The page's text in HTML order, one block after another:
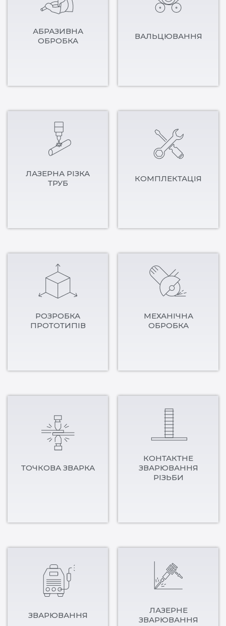
АБРАЗИВНА
ОБРОБКА
ВАЛЬЦЮВАННЯ
ЛАЗЕРНА РІЗКА
ТРУБ
КОМПЛЕКТАЦІЯ
РОЗРОБКА
ПРОТОТИПІВ
МЕХАНІЧНА
ОБРОБКА
ТОЧКОВА ЗВАРКА
КОНТАКТНЕ
ЗВАРЮВАННЯ
РІЗЬБИ
ЗВАРЮВАННЯ
ЛАЗЕРНЕ
ЗВАРЮВАННЯ